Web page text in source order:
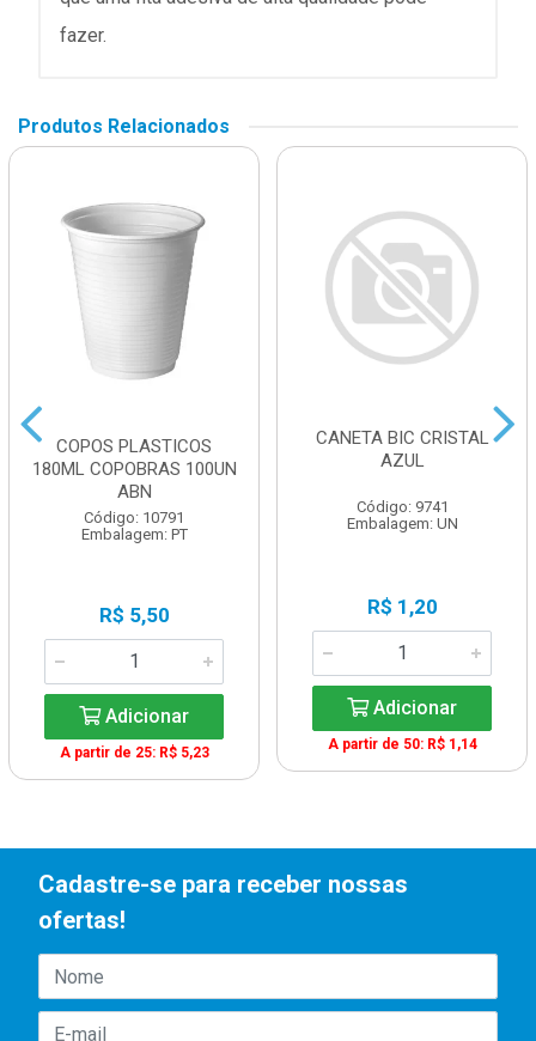
fazer.
Produtos Relacionados
COPOS PLASTICOS
180ML COPOBRAS 100UN
ABN
Código: 10791
Embalagem: PT
R$ 5,50
Adicionar
A partir de 25: R$ 5,23
CANETA BIC CRISTAL
AZUL
Código: 9741
Embalagem: UN
R$ 1,20
Adicionar
A partir de 50: R$ 1,14
Cadastre-se para receber nossas
ofertas!